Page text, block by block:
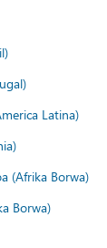
Latina)
(Afrika Borwa)
Borwa)